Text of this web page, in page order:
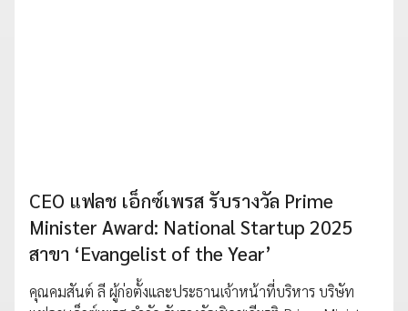
CEO แฟลช เอ็กซ์เพรส รับรางวัล Prime
Minister Award: National Startup 2025
สาขา ‘Evangelist of the Year’
คุณคมสันต์ ลี ผู้ก่อตั้งและประธานเจ้าหน้าที่บริหาร บริษัท